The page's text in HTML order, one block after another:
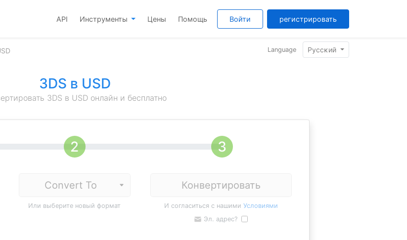
API Инструменты Цены Помощь Войти регистрировать
Language Pyccĸий
3DS в USD
3DS в USD онлайн и бесплатно
Dropdown
Или выберите новый формат
Конвертировать
И согласиться с нашими Условиями
Эл. адрес?